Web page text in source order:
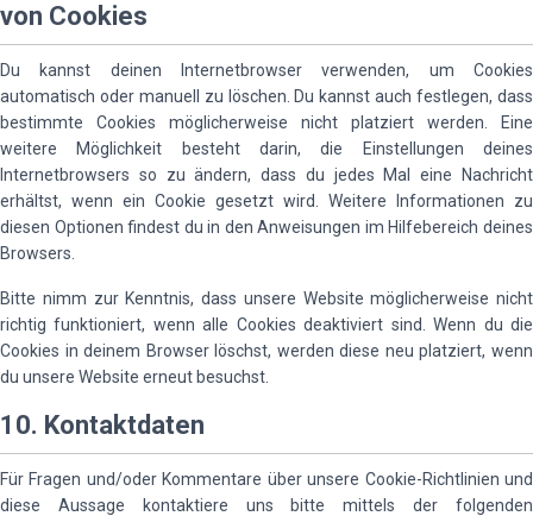
von Cookies
Du kannst deinen Internetbrowser verwenden, um Cookies
automatisch oder manuell zu löschen. Du kannst auch festlegen, dass
bestimmte Cookies möglicherweise nicht platziert werden. Eine
weitere Möglichkeit besteht darin, die Einstellungen deines
Internetbrowsers so zu ändern, dass du jedes Mal eine Nachricht
erhältst, wenn ein Cookie gesetzt wird. Weitere Informationen zu
diesen Optionen findest du in den Anweisungen im Hilfebereich deines
Browsers.
Bitte nimm zur Kenntnis, dass unsere Website möglicherweise nicht
richtig funktioniert, wenn alle Cookies deaktiviert sind. Wenn du die
Cookies in deinem Browser löschst, werden diese neu platziert, wenn
du unsere Website erneut besuchst.
10. Kontaktdaten
Für Fragen und/oder Kommentare über unsere Cookie-Richtlinien und
diese Aussage kontaktiere uns bitte mittels der folgenden